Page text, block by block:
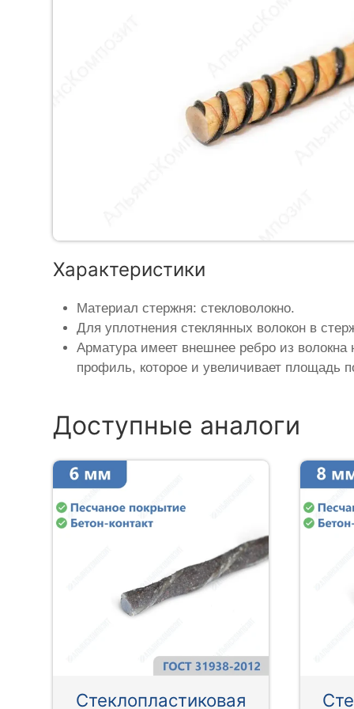
Характеристики
Материал стержня: стекловолокно.
Для уплотнения стеклянных волокон в
Арматура имеет внешнее ребро из
профиль, которое и увеличивает площадь
Доступные аналоги
Стеклопластиковая